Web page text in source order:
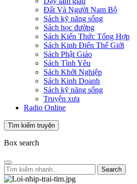
Đất Và Người Nam Bộ
Sách kỹ năng sống
Sách học đường
Sách Kiến Thức Tổng Hợp
Sách Kinh Điển Thế Giới
Sách Phật Giáo
Sách Tình Yêu
Sách Khởi Nghiệp
Sách Kinh Doanh
Sách kỹ năng sống
Truyện xưa
Radio Online
Tìm kiếm truyện
Box search
Search